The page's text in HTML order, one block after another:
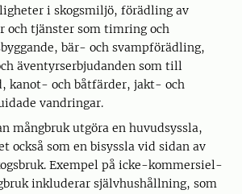
i skogsmiljö, föräd­ling av
och tjänster som timring och
bär- och svampförädling,
äventyrserbjudanden som till
kanot- och båtfärder, jakt- och
vandringar.
mångbruk utgöra en huvudsyssla,
också som en bisyssla vid sidan av
Exempel på icke-kommersiel­
inkluderar självhushållning, som